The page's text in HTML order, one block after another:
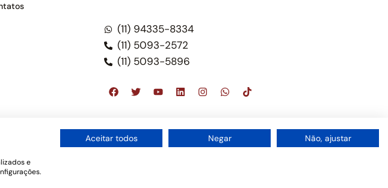
(11) 94335-8334
(11) 5093-2572
(11) 5093-5896
oficiais. Somos um escritório de advocacia, que oferece apenas
Ética e Disciplina da OAB do Brasil – Alexandre Berthe Pinto Soc. de Adv,
e
Aceitar todos Negar Não, ajustar